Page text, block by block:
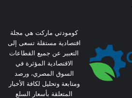
كومودتي ماركت هي مجلة
اقتصادية مستقلة تسعى إلى
التعبير عن جميع القطاعات
الاقتصادية المؤثرة في
السوق المصري، ورصد
ومتابعة وتحليل لكافة الأخبار
المتعلقة بأسعار السلع